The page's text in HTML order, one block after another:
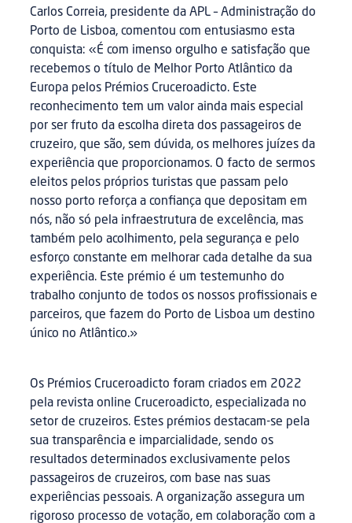
Carlos Correia, presidente da APL – Administração do
Porto de Lisboa, comentou com entusiasmo esta
conquista: «É com imenso orgulho e satisfação que
recebemos o título de Melhor Porto Atlântico da
Europa pelos Prémios Cruceroadicto. Este
reconhecimento tem um valor ainda mais especial
por ser fruto da escolha direta dos passageiros de
cruzeiro, que são, sem dúvida, os melhores juízes da
experiência que proporcionamos. O facto de sermos
eleitos pelos próprios turistas que passam pelo
nosso porto reforça a confiança que depositam em
nós, não só pela infraestrutura de excelência, mas
também pelo acolhimento, pela segurança e pelo
esforço constante em melhorar cada detalhe da sua
experiência. Este prémio é um testemunho do
trabalho conjunto de todos os nossos profissionais e
parceiros, que fazem do Porto de Lisboa um destino
único no Atlântico.»
Os Prémios Cruceroadicto foram criados em 2022
pela revista online Cruceroadicto, especializada no
setor de cruzeiros. Estes prémios destacam-se pela
sua transparência e imparcialidade, sendo os
resultados determinados exclusivamente pelos
passageiros de cruzeiros, com base nas suas
experiências pessoais. A organização assegura um
rigoroso processo de votação, em colaboração com a